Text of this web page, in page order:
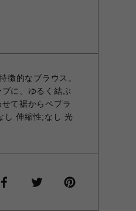
徴的なブラウス。
に、ゆるく結ぶ
て裾からペプラ
し 伸縮性;なし 光